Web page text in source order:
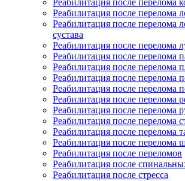
Реабилитация после перелома
Реабилитация после перелома
Реабилитация после перелома
сустава
Реабилитация после перелома
Реабилитация после перелома
Реабилитация после перелома
Реабилитация после перелома
Реабилитация после перелома
Реабилитация после перелома
Реабилитация после перелома
Реабилитация после перелома
Реабилитация после перелома
Реабилитация после перелома
Реабилитация после переломов
Реабилитация после
Реабилитация после стресса